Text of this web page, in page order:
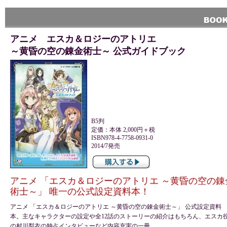
アニメ エスカ＆ロジーのアトリエ
～黄昏の空の錬金術士～ 公式ガイドブック
B5判
定価：本体 2,000円＋税
ISBN978-4-7758-0931-0
2014/7発売
アニメ 「エスカ＆ロジーのアトリエ ～黄昏の空の錬
術士～」 唯一の公式設定資料本！
アニメ 「エスカ＆ロジーのアトリエ ～黄昏の空の錬金術士～」 公式設定資料
本。主なキャラクターの設定や全12話のストーリーの紹介はもちろん、エスカ